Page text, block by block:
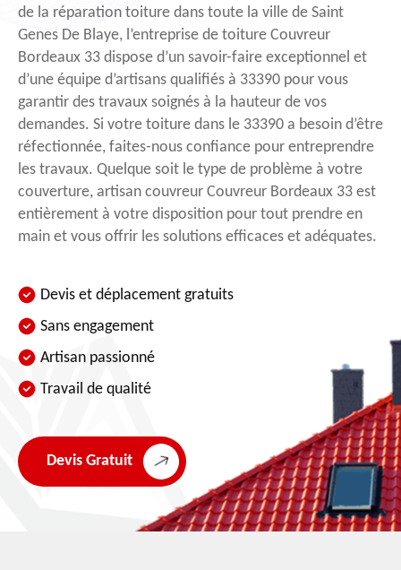
de la réparation toiture dans toute la ville de Saint
Genes De Blaye, l’entreprise de toiture Couvreur
Bordeaux 33 dispose d’un savoir-faire exceptionnel et
d’une équipe d’artisans qualifiés à 33390 pour vous
garantir des travaux soignés à la hauteur de vos
demandes. Si votre toiture dans le 33390 a besoin d’être
réfectionnée, faites-nous confiance pour entreprendre
les travaux. Quelque soit le type de problème à votre
couverture, artisan couvreur Couvreur Bordeaux 33 est
entièrement à votre disposition pour tout prendre en
main et vous offrir les solutions efficaces et adéquates.
Devis et déplacement gratuits
Sans engagement
Artisan passionné
Travail de qualité
Devis Gratuit